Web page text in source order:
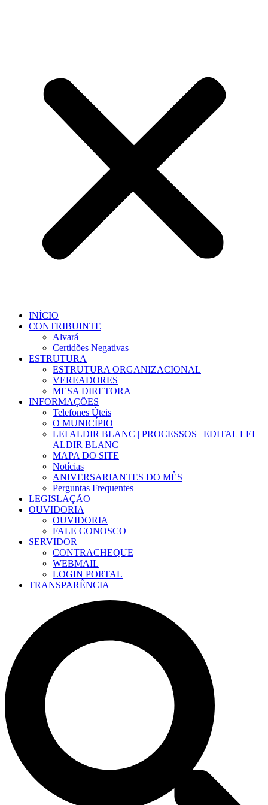
INÍCIO
CONTRIBUINTE
Alvará
Certidões Negativas
ESTRUTURA
ESTRUTURA ORGANIZACIONAL
VEREADORES
MESA DIRETORA
INFORMAÇÕES
Telefones Úteis
O MUNICÍPIO
LEI ALDIR BLANC | PROCESSOS | EDITAL LEI
ALDIR BLANC
MAPA DO SITE
Notícias
ANIVERSARIANTES DO MÊS
Perguntas Frequentes
LEGISLAÇÃO
OUVIDORIA
OUVIDORIA
FALE CONOSCO
SERVIDOR
CONTRACHEQUE
WEBMAIL
LOGIN PORTAL
TRANSPARÊNCIA